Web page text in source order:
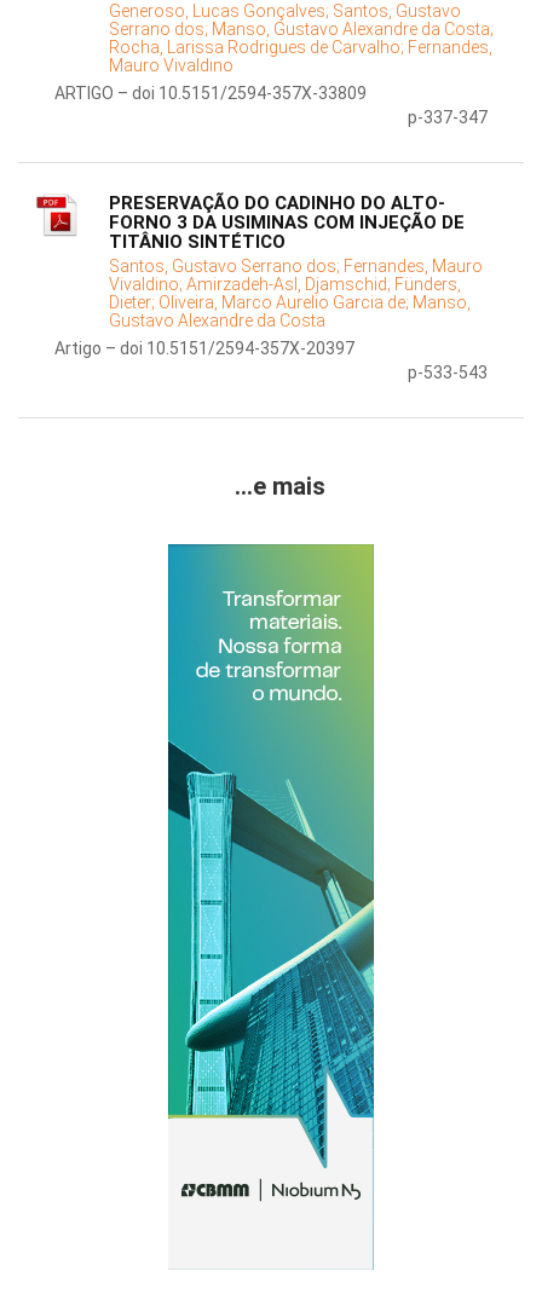
Generoso, Lucas Gonçalves; Santos, Gustavo
Serrano dos; Manso, Gustavo Alexandre da Costa;
Rocha, Larissa Rodrigues de Carvalho; Fernandes,
Mauro Vivaldino
ARTIGO – doi 10.5151/2594-357X-33809
p-337-347
PRESERVAÇÃO DO CADINHO DO ALTO-
FORNO 3 DA USIMINAS COM INJEÇÃO DE
TITÂNIO SINTÉTICO
Santos, Gustavo Serrano dos; Fernandes, Mauro
Vivaldino; Amirzadeh-Asl, Djamschid; Fünders,
Dieter; Oliveira, Marco Aurelio Garcia de; Manso,
Gustavo Alexandre da Costa
Artigo – doi 10.5151/2594-357X-20397
p-533-543
...e mais